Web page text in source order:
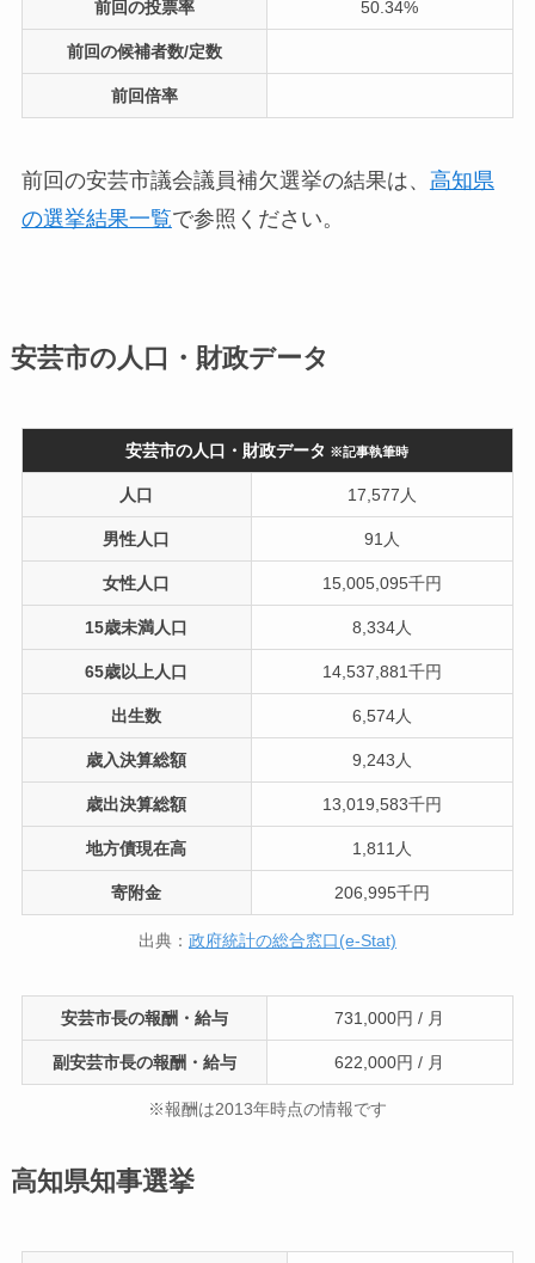
前回の投票率 50.34%
前回の候補者数/定数
前回倍率
前回の安芸市議会議員補欠選挙の結果は、 高知県
の選挙結果一覧で参照ください。
安芸市の人口・財政データ
安芸市の人口・財政データ ※記事執筆時
人口 17,577人
男性人口 91人
女性人口 15,005,095千円
15歳未満人口 8,334人
65歳以上人口 14,537,881千円
出生数 6,574人
歳入決算総額 9,243人
歳出決算総額 13,019,583千円
地方債現在高 1,811人
寄附金 206,995千円
出典： 政府統計の総合窓口(e-Stat)
安芸市長の報酬・給与 731,000円 / 月
副安芸市長の報酬・給与 622,000円 / 月
※報酬は2013年時点の情報です
高知県知事選挙